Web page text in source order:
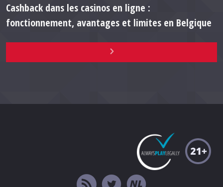
Cashback dans les casinos en ligne :
fonctionnement, avantages et limites en Belgique